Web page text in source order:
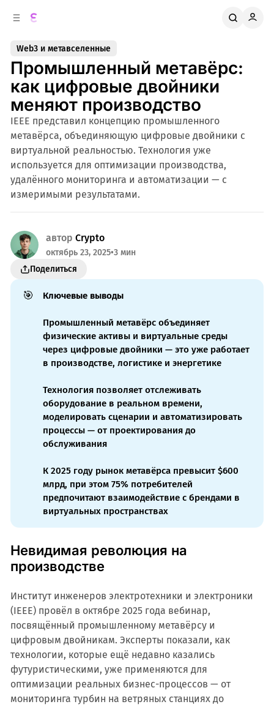
Web3 и метавселенные
Промышленный метавёрс:
как цифровые двойники
меняют производство
IEEE представил концепцию промышленного
метавёрса, объединяющую цифровые двойники с
виртуальной реальностью. Технология уже
используется для оптимизации производства,
удалённого мониторинга и автоматизации — с
измеримыми результатами.
автор Crypto
октябрь 23, 2025•3 мин
Поделиться
🎯 Ключевые выводы
Промышленный метавёрс объединяет
физические активы и виртуальные среды
через цифровые двойники — это уже работает
в производстве, логистике и энергетике
Технология позволяет отслеживать
оборудование в реальном времени,
моделировать сценарии и автоматизировать
процессы — от проектирования до
обслуживания
К 2025 году рынок метавёрса превысит $600
млрд, при этом 75% потребителей
предпочитают взаимодействие с брендами в
виртуальных пространствах
Невидимая революция на
производстве
Институт инженеров электротехники и электроники
(IEEE) провёл в октябре 2025 года вебинар,
посвящённый промышленному метавёрсу и
цифровым двойникам. Эксперты показали, как
технологии, которые ещё недавно казались
футуристическими, уже применяются для
оптимизации реальных бизнес-процессов — от
мониторинга турбин на ветряных станциях до